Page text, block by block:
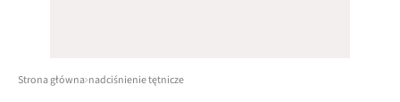
Strona główna nadciśnienie tętnicze